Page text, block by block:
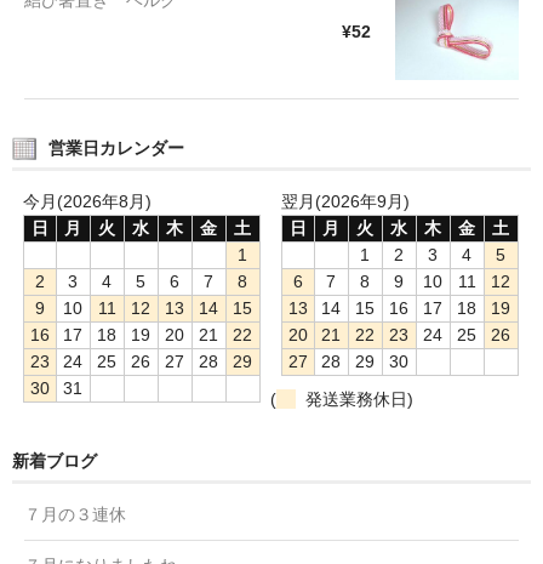
¥52
営業日カレンダー
今月(2026年8月)
日
月 火 水 木 金
土
1
2
3 4 5 6 7
8
9
10 11 12 13 14
15
16
17 18 19 20 21
22
23
24 25 26 27 28
29
30
31
翌月(2026年9月)
日
月 火 水 木 金
土
1
2 3 4
5
6
7 8 9 10 11
12
13
14 15 16 17 18
19
20
21 22 23 24 25
26
27
28 29
30
(
発送業務休日)
新着ブログ
７月の３連休